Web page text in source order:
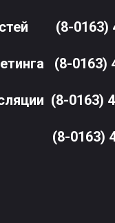
(8-0163)
(8-0163)
(8-0163)
45-